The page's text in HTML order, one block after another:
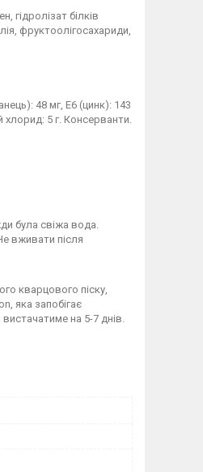
гідролізат білків
фруктоолiгосахариди,
48 мг, E6 (цинк): 143
хлорид: 5 г. Консерванти.
була свіжа вода.
вживати після
кварцового піску,
яка запобігає
на 5-7 днів.